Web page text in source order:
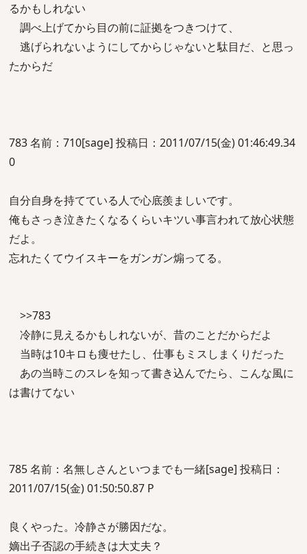
るかもしれない
調べ上げてから目の前に証拠をつきつけて、
逃げられないようにしてからじゃないと駄目だ、と思っ
たからだ
783 名前：710[sage] 投稿日：2011/07/15(金) 01:46:49.34
0
自分自身を持てている人で心底羨ましいです。
俺もさっき泣きたくなるくらいキツい事言われて放心状態
だよ。
忘れたくてウイスキーをガンガン煽ってる。
>>783
冷静に見えるかもしれないが、昔のことだからだよ
当時は10キロも痩せたし、仕事もミスしまくりだった
あの当時このスレを知って書き込んでたら、こんな風に
は書けてない
785 名前：名無しさんといつまでも一緒[sage] 投稿日：
2011/07/15(金) 01:50:50.87 P
良くやった。冷静さが勝因だな。
嫡出子否認の手続きは大丈夫？